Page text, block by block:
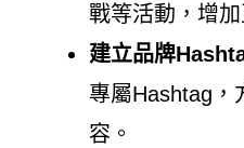
戰等活動，增加
建立品牌
專屬Hashtag，
容。